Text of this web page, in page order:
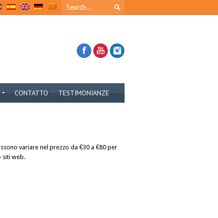
CONTATTO TESTIMONIANZE
variare nel prezzo da €30 a €80 per
siti web.